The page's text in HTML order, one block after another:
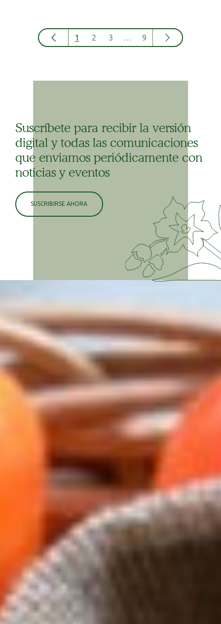
1 2 3 9
Suscríbete para recibir la versión
digital y todas las comunicaciones
que enviamos periódicamente con
noticias y eventos
SUSCRIBIRSE AHORA